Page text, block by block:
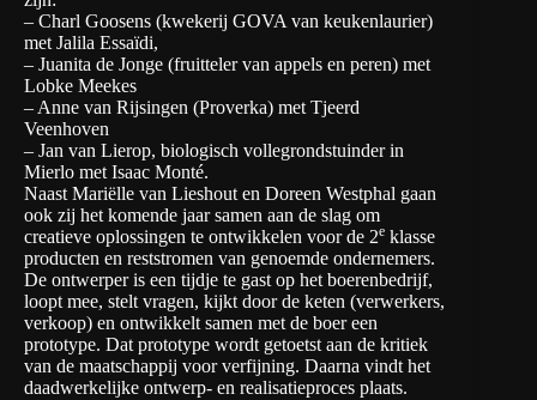
– Charl Goosens (kwekerij GOVA van keukenlaurier)
met Jalila Essaïdi,
– Juanita de Jonge (fruitteler van appels en peren) met
Lobke Meekes
– Anne van Rijsingen (Proverka) met Tjeerd
Veenhoven
– Jan van Lierop, biologisch vollegrondstuinder in
Mierlo met Isaac Monté.
Naast Mariëlle van Lieshout en Doreen Westphal gaan
ook zij het komende jaar samen aan de slag om
creatieve oplossingen te ontwikkelen voor de 2e klasse
producten en reststromen van genoemde ondernemers.
De ontwerper is een tijdje te gast op het boerenbedrijf,
loopt mee, stelt vragen, kijkt door de keten (verwerkers,
verkoop) en ontwikkelt samen met de boer een
prototype. Dat prototype wordt getoetst aan de kritiek
van de maatschappij voor verfijning. Daarna vindt het
daadwerkelijke ontwerp- en realisatieproces plaats.